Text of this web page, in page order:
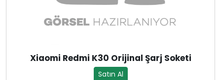
Xiaomi Redmi K30 Orijinal Şarj Soketi
Satın Al